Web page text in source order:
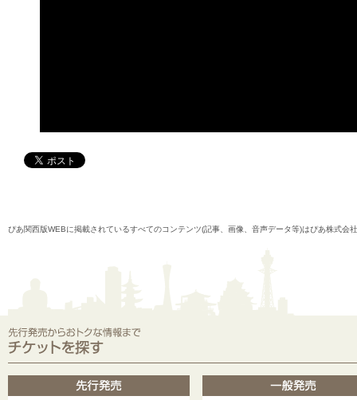
ぴあ関西版WEBに掲載されているすべてのコンテンツ(記事、画像、音声データ等)はぴあ株式会